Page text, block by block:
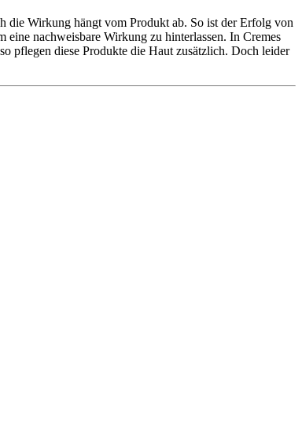
die Wirkung hängt vom Produkt ab. So ist der Erfolg von
nachweisbare Wirkung zu hinterlassen. In Cremes
pflegen diese Produkte die Haut zusätzlich. Doch leider